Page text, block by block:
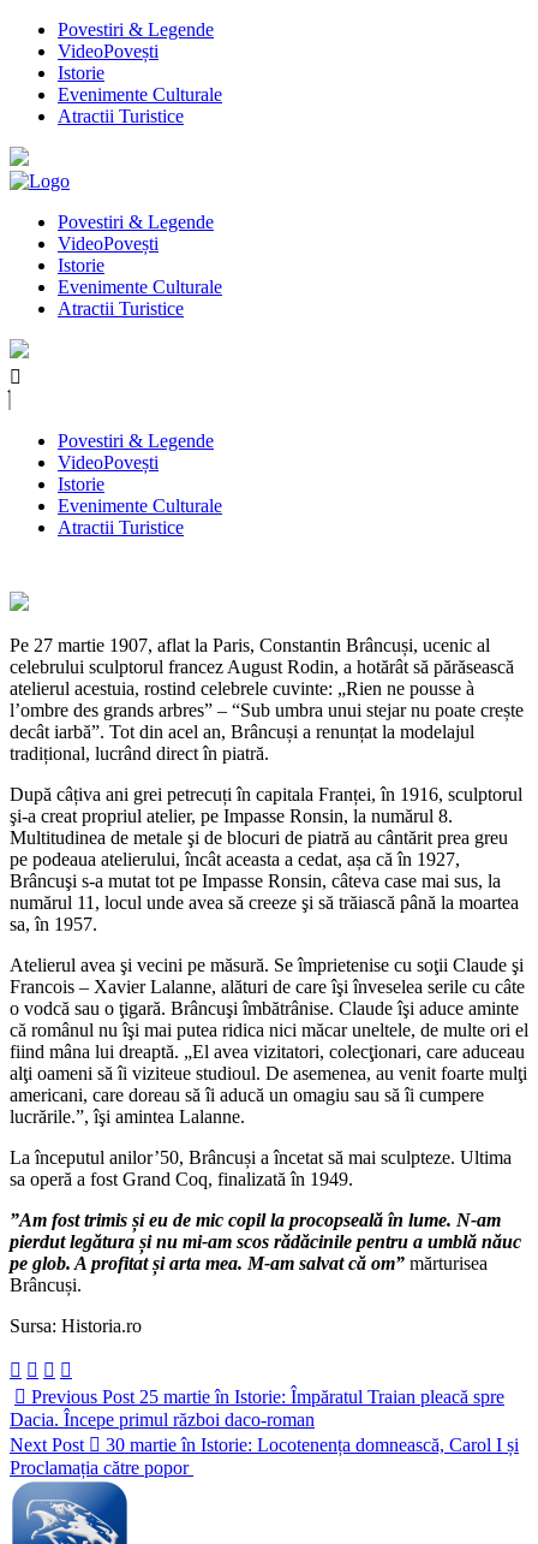
Povestiri & Legende
VideoPovești
Istorie
Evenimente Culturale
Atractii Turistice
Povestiri & Legende
VideoPovești
Istorie
Evenimente Culturale
Atractii Turistice
Povestiri & Legende
VideoPovești
Istorie
Evenimente Culturale
Atractii Turistice
Pe 27 martie 1907, aflat la Paris, Constantin Brâncuși, ucenic al
celebrului sculptorul francez August Rodin, a hotărât să părăsească
atelierul acestuia, rostind celebrele cuvinte: „Rien ne pousse à
l’ombre des grands arbres” – “Sub umbra unui stejar nu poate crește
decât iarbă”. Tot din acel an, Brâncuși a renunțat la modelajul
tradițional, lucrând direct în piatră.
După câțiva ani grei petrecuți în capitala Franței, în 1916, sculptorul
şi-a creat propriul atelier, pe Impasse Ronsin, la numărul 8.
Multitudinea de metale şi de blocuri de piatră au cântărit prea greu
pe podeaua atelierului, încât aceasta a cedat, așa că în 1927,
Brâncuşi s-a mutat tot pe Impasse Ronsin, câteva case mai sus, la
numărul 11, locul unde avea să creeze şi să trăiască până la moartea
sa, în 1957.
Atelierul avea şi vecini pe măsură. Se împrietenise cu soţii Claude şi
Francois – Xavier Lalanne, alături de care îşi înveselea serile cu câte
o vodcă sau o ţigară. Brâncuşi îmbătrânise. Claude îşi aduce aminte
că românul nu îşi mai putea ridica nici măcar uneltele, de multe ori el
fiind mâna lui dreaptă. „El avea vizitatori, colecţionari, care aduceau
alţi oameni să îi viziteue studioul. De asemenea, au venit foarte mulţi
americani, care doreau să îi aducă un omagiu sau să îi cumpere
lucrările.”, îşi amintea Lalanne.
La începutul anilor’50, Brâncuși a încetat să mai sculpteze. Ultima
sa operă a fost Grand Coq, finalizată în 1949.
”Am fost trimis și eu de mic copil la procopseală în lume. N-am
pierdut legătura și nu mi-am scos rădăcinile pentru a umblă năuc
pe glob. A profitat și arta mea. M-am salvat că om” mărturisea
Brâncuși.
Sursa: Historia.ro
Previous Post 25 martie în Istorie: Împăratul Traian pleacă spre
Dacia. Începe primul război daco-roman
Next Post
30 martie în Istorie: Locotenența domnească, Carol I și
Proclamația către popor